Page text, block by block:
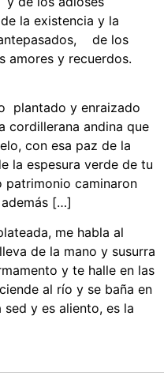
la existencia y la
de los
amores y recuerdos.
plantado y enraizado
andina que
con esa paz de la
la espesura verde de tu
patrimonio caminaron
[…]
me habla al
de la mano y susurra
y te halle en las
al río y se baña en
y es aliento, es la